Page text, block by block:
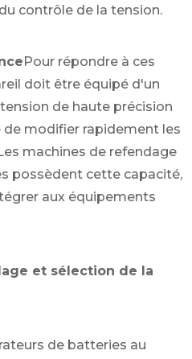
contrôle de la tension.
Pour répondre à ces
doit être équipé d'un
de haute précision
de modifier rapidement les
machines de refendage
possèdent cette capacité,
aux équipements
et sélection de la
de batteries au